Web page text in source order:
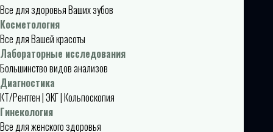
Все для здоровья Ваших зубов
Косметология
Все для Вашей красоты
Лабораторные исследования
Большинство видов анализов
Диагностика
КТ/Рентген | ЭКГ | Кольпоскопия
Гинекология
Все для женского здоровья